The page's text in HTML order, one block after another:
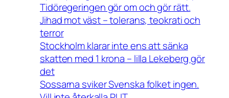
Tidöregeringen gör om och gör rätt.
Jihad mot väst – tolerans, teokrati och
terror
Stockholm klarar inte ens att sänka
skatten med 1 krona – lilla Lekeberg gör
det
Sossarna sviker Svenska folket ingen.